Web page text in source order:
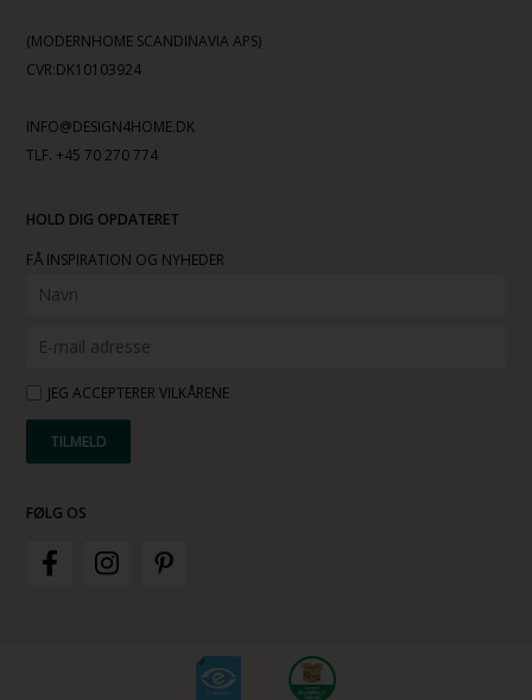
(MODERNHOME SCANDINAVIA APS)
CVR:DK10103924
INFO@DESIGN4HOME.DK
TLF. +45 70 270 774
HOLD DIG OPDATERET
FÅ INSPIRATION OG NYHEDER
JEG ACCEPTERER VILKÅRENE
FØLG OS